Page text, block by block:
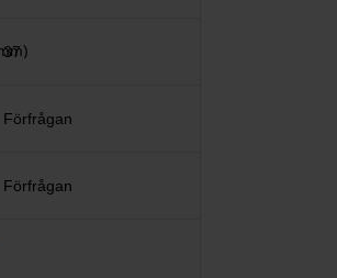
37
Förfrågan
Förfrågan